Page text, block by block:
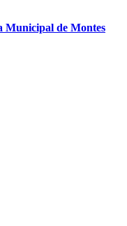
Municipal de Montes